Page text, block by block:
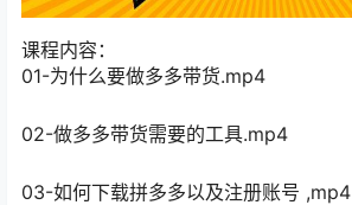
课程内容：
01-为什么要做多多带货.mp4
02-做多多带货需要的工具.mp4
03-如何下载拼多多以及注册账号 ,mp4